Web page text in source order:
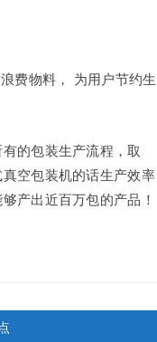
费物料， 为用户节约生
的包装生产流程，取
空包装机的话生产效率
产出近百万包的产品！